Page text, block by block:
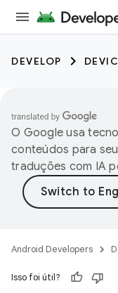
DEVELOP
O Google usa
conteúdos para
traduções com IA
Android Developers
Isso foi útil?